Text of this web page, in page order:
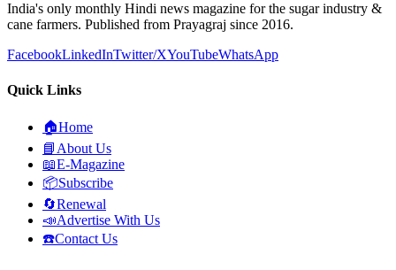
India's only monthly Hindi news magazine for the sugar industry &
cane farmers. Published from Prayagraj since 2016.
FacebookLinkedInTwitter/XYouTubeWhatsApp
Quick Links
🏠Home
📘 About Us
📖E-Magazine
📦Subscribe
🔄Renewal
📣Advertise With Us
☎️Contact Us